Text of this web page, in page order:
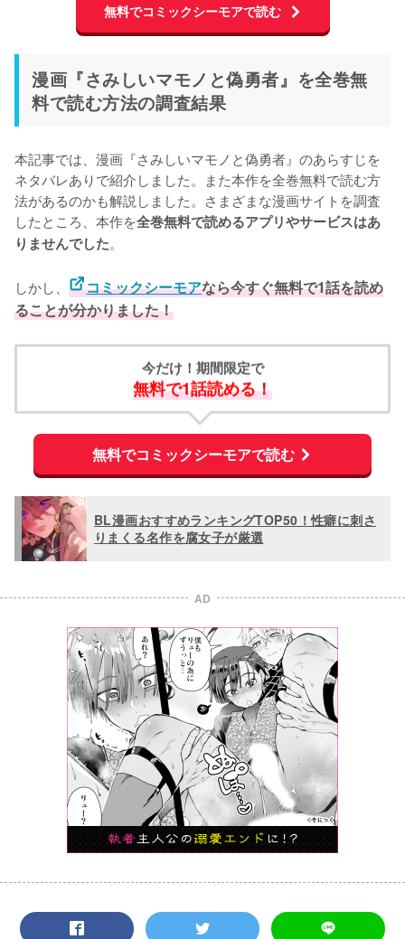
無料でコミックシーモアで読む
漫画『さみしいマモノと偽勇者』を全巻無
料で読む方法の調査結果
本記事では、漫画『さみしいマモノと偽勇者』のあらすじを
ネタバレありで紹介しました。また本作を全巻無料で読む方
法があるのかも解説しました。さまざまな漫画サイトを調査
したところ、本作を全巻無料で読めるアプリやサービスはあ
りませんでした。
しかし、 コミックシーモアなら今すぐ無料で1話を読め
ることが分かりました！
今だけ！期間限定で
無料で1話読める！
無料でコミックシーモアで読む
BL漫画おすすめランキングTOP50！性癖に刺さ
りまくる名作を腐女子が厳選
AD